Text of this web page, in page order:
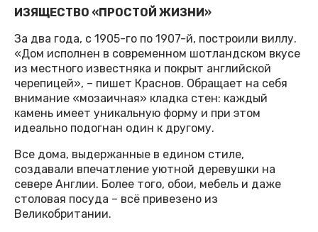
ИЗЯЩЕСТВО «ПРОСТОЙ ЖИЗНИ»
За два года, с 1905-го по 1907-й, построили виллу.
«Дом исполнен в современном шотландском вкусе
из местного известняка и покрыт английской
черепицей», – пишет Краснов. Обращает на себя
внимание «мозаичная» кладка стен: каждый
камень имеет уникальную форму и при этом
идеально подогнан один к другому.
Все дома, выдержанные в едином стиле,
создавали впечатление уютной деревушки на
севере Англии. Более того, обои, мебель и даже
столовая посуда – всё привезено из
Великобритании.